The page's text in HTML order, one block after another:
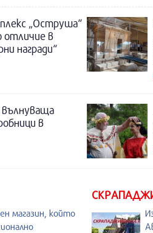
„Оструша“
отличие в
награди“
вълнуваща
в
магазин, който